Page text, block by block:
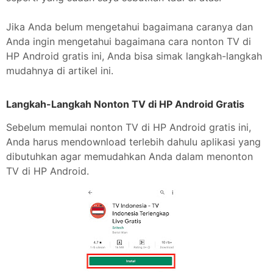
Jika Anda belum mengetahui bagaimana caranya dan
Anda ingin mengetahui bagaimana cara nonton TV di
HP Android gratis ini, Anda bisa simak langkah-langkah
mudahnya di artikel ini.
Langkah-Langkah Nonton TV di HP Android Gratis
Sebelum memulai nonton TV di HP Android gratis ini,
Anda harus mendownload terlebih dahulu aplikasi yang
dibutuhkan agar memudahkan Anda dalam menonton
TV di HP Android.